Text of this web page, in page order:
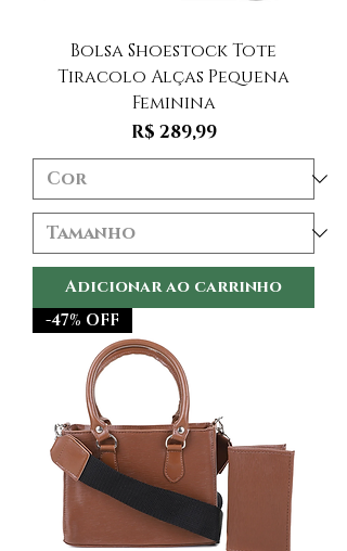
Bolsa Shoestock Tote
Tiracolo Alças Pequena
Feminina
Preço
R$ 289,99
Adicionar ao carrinho
-47% OFF